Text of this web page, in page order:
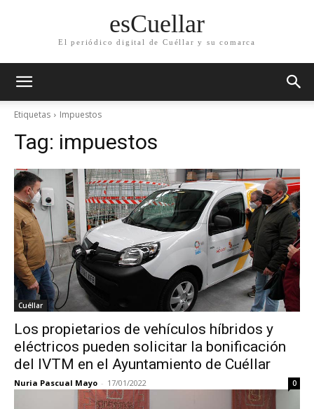
esCuellar
El periódico digital de Cuéllar y su comarca
Etiquetas Impuestos
Tag: impuestos
Cuéllar
Los propietarios de vehículos híbridos y
eléctricos pueden solicitar la bonificación
del IVTM en el Ayuntamiento de Cuéllar
Nuria Pascual Mayo - 17/01/2022 0